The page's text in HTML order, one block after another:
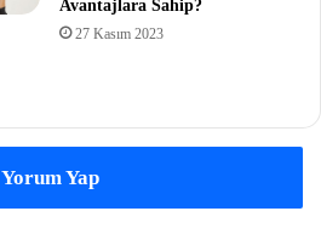
Avantajlara Sahip?
27 Kasım 2023
Yorum Yap